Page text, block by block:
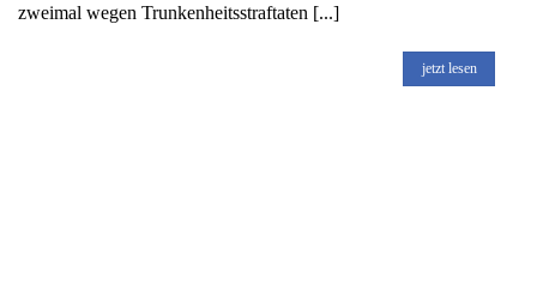
zweimal wegen Trunkenheitsstraftaten [...]
jetzt lesen